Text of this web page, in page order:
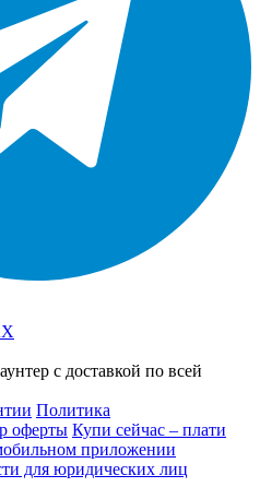
с доставкой по всей
Политика
оферты Купи сейчас – плати
приложении
для юридических лиц